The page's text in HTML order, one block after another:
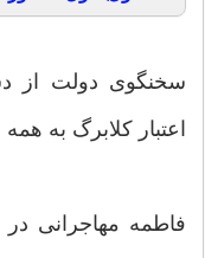
سخنگوی دولت از
اعتبار کلابرگ به
فاطمه مهاجرانی در